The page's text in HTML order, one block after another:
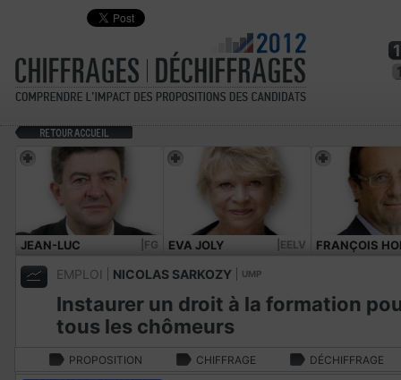
JEAN-LUC
MÉLENCHON
|FG EVA JOLY |EELV FRANÇOIS
EMPLOI NICOLAS SARKOZY UMP
Instaurer un droit à la formation
tous les chômeurs
PROPOSITION CHIFFRAGE DÉCHIFFRAGE